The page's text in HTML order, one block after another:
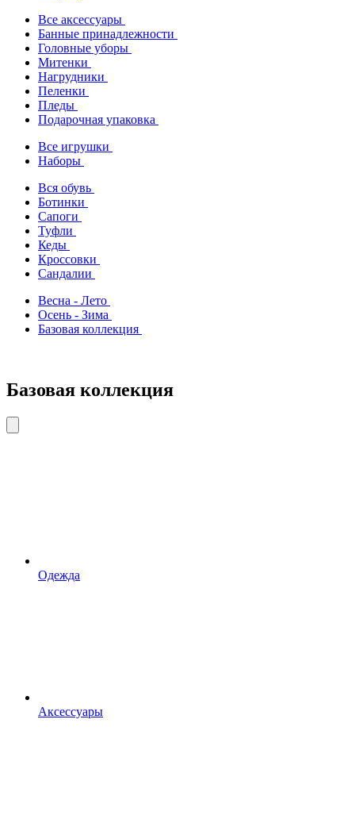
Все аксессуары
Банные принадлежности
Головные уборы
Митенки
Нагрудники
Пеленки
Пледы
Подарочная упаковка
Все игрушки
Наборы
Вся обувь
Ботинки
Сапоги
Туфли
Кеды
Кроссовки
Сандалии
Весна - Лето
Осень - Зима
Базовая коллекция
Базовая коллекция
Одежда
Аксессуары